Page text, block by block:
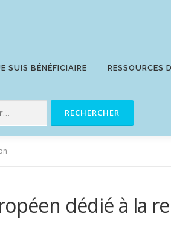
SUIS BÉNÉFICIAIRE RESSOURCES
dédié à la